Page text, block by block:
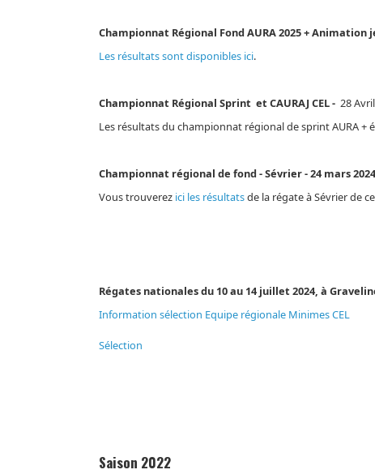
Championnat Régional Fond AURA 2025 + Animation
Les résultats sont disponibles ici.
Championnat Régional Sprint et CAURAJ CEL - 28
Les résultats du championnat régional de sprint AURA +
Championnat régional de fond - Sévrier - 24 mars 2024
Vous trouverez ici les résultatsde la régate à Sévrier de
Régates nationales du 10 au 14 juillet 2024, à
Information sélection Equipe régionale Minimes CEL
Sélection
Saison 2022